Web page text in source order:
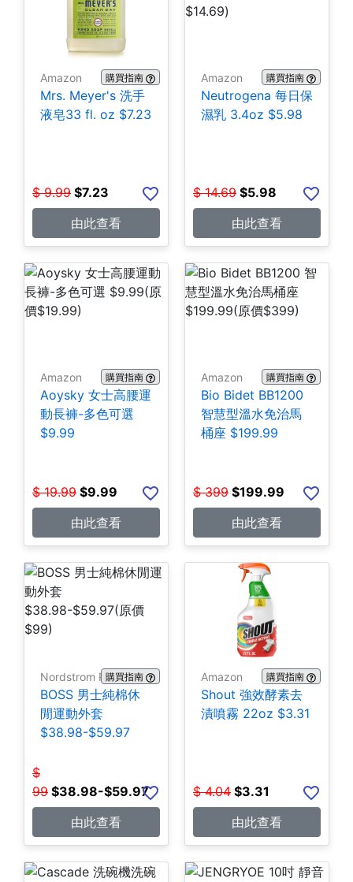
Amazon 購買指南
Mrs. Meyer's 洗手
液皂33 fl. oz $7.23
$ 9.99 $7.23
由此查看
Amazon 購買指南
Neutrogena 每日保
濕乳 3.4oz $5.98
$ 14.69 $5.98
由此查看
Amazon 購買指南
Aoysky 女士高腰運
動長褲-多色可選
$9.99
$ 19.99 $9.99
由此查看
Amazon 購買指南
Bio Bidet BB1200
智慧型溫水免治馬
桶座 $199.99
$ 399 $199.99
由此查看
Nordstrom Rack購買指南
BOSS 男士純棉休
閒運動外套
$38.98-$59.97
$
99 $38.98-$59.97
由此查看
Amazon 購買指南
Shout 強效酵素去
漬噴霧 22oz $3.31
$ 4.04 $3.31
由此查看